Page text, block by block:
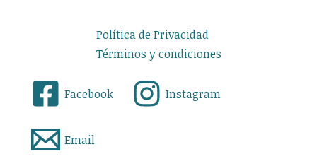
Política de Privacidad
Términos y condiciones
Facebook Instagram
Email